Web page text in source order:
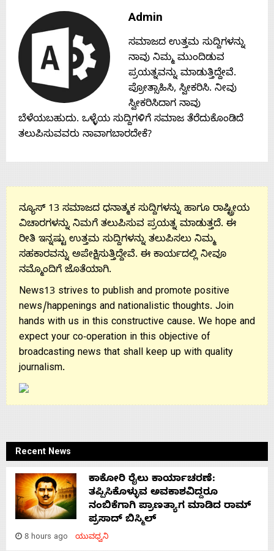
Contact
Us
Admin
ಸಮಾಜದ ಉತ್ತಮ ಸುದ್ದಿಗಳನ್ನು
ನಾವು ನಿಮ್ಮ ಮುಂದಿಡುವ
ಪ್ರಯತ್ನವನ್ನು ಮಾಡುತ್ತಿದ್ದೇವೆ.
ಪ್ರೋತ್ಸಾಹಿಸಿ, ಸ್ವೀಕರಿಸಿ. ನೀವು
ಸ್ವೀಕರಿಸಿದಾಗ ನಾವು
ಬೆಳೆಯಬಹುದು. ಒಳ್ಳೆಯ ಸುದ್ದಿಗಳಿಗೆ ಸಮಾಜ ತೆರೆದುಕೊಂಡಿದೆ
ತಲುಪಿಸುವವರು ನಾವಾಗಬಾರದೇಕೆ?
ನ್ಯೂಸ್ 13 ಸಮಾಜದ ಧನಾತ್ಮಕ ಸುದ್ದಿಗಳನ್ನು ಹಾಗೂ ರಾಷ್ಟ್ರೀಯ
ವಿಚಾರಗಳನ್ನು ನಿಮಗೆ ತಲುಪಿಸುವ ಪ್ರಯತ್ನ ಮಾಡುತ್ತದೆ. ಈ
ರೀತಿ ಇನ್ನಷ್ಟು ಉತ್ತಮ ಸುದ್ದಿಗಳನ್ನು ತಲುಪಿಸಲು ನಿಮ್ಮ
ಸಹಕಾರವನ್ನು ಅಪೇಕ್ಷಿಸುತ್ತಿದ್ದೇವೆ. ಈ ಕಾರ್ಯದಲ್ಲಿ ನೀವೂ
ನಮ್ಮೊಂದಿಗೆ ಜೊತೆಯಾಗಿ.
News13 strives to publish and promote positive
news/happenings and nationalistic thoughts. Join
hands with us in this constructive cause. We hope and
expect your co-operation in this objective of
broadcasting news that shall keep up with quality
journalism.
Recent News
ಕಾಕೋರಿ ರೈಲು ಕಾರ್ಯಾಚರಣೆ:
ತಪ್ಪಿಸಿಕೊಳ್ಳುವ ಅವಕಾಶವಿದ್ದರೂ
ನಂಬಿಕೆಗಾಗಿ ಪ್ರಾಣತ್ಯಾಗ ಮಾಡಿದ ರಾಮ್
ಪ್ರಸಾದ್ ಬಿಸ್ಮಿಲ್
8 hours ago ಯುವಧ್ವನಿ